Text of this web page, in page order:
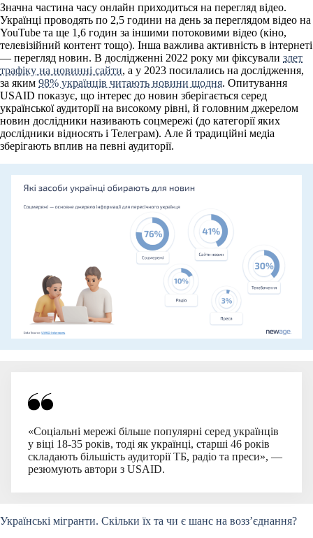
Значна частина часу онлайн приходиться на перегляд відео.
Українці проводять по 2,5 години на день за переглядом відео на
YouTube та ще 1,6 годин за іншими потоковими відео (кіно,
телевізійний контент тощо). Інша важлива активність в інтернеті
— перегляд новин. В дослідженні 2022 року ми фіксували злет
трафіку на новинні сайти, а у 2023 посилались на дослідження,
за яким 98% українців читають новини щодня. Опитування
USAID показує, що інтерес до новин зберігається серед
української аудиторії на високому рівні, й головним джерелом
новин дослідники називають соцмережі (до категорії яких
дослідники відносять і Телеграм). Але й традиційні медіа
зберігають вплив на певні аудиторії.
«Соціальні мережі більше популярні серед українців
у віці 18-35 років, тоді як українці, старші 46 років
складають більшість аудиторії ТБ, радіо та преси», —
резюмують автори з USAID.
Українські мігранти. Скільки їх та чи є шанс на возз’єднання?